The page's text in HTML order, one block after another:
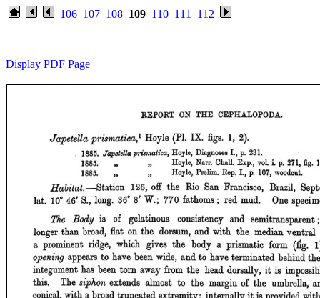
106 107 108 109 110 111 112
Display PDF Page